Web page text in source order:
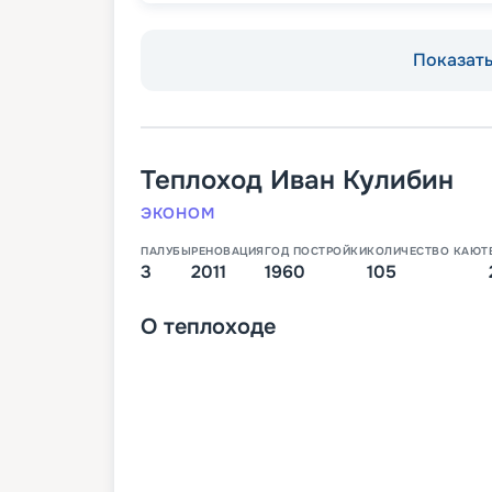
Теплоход Иван Кулибин
ЭКОНОМ
ПАЛУБЫ
3
РЕНОВАЦИЯ
2011
ГОД ПОСТРОЙКИ
1960
КОЛИЧЕСТВО КАЮТ
105
О теплоходе